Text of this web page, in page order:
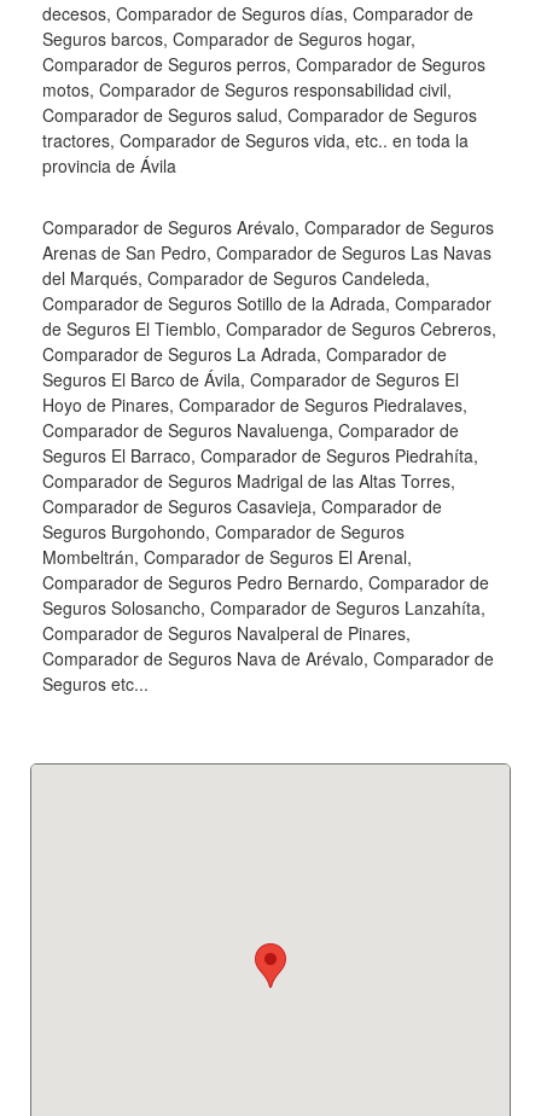
decesos, Comparador de Seguros días, Comparador de
Seguros barcos, Comparador de Seguros hogar,
Comparador de Seguros perros, Comparador de Seguros
motos, Comparador de Seguros responsabilidad civil,
Comparador de Seguros salud, Comparador de Seguros
tractores, Comparador de Seguros vida, etc.. en toda la
provincia de Ávila
Comparador de Seguros Arévalo, Comparador de Seguros
Arenas de San Pedro, Comparador de Seguros Las Navas
del Marqués, Comparador de Seguros Candeleda,
Comparador de Seguros Sotillo de la Adrada, Comparador
de Seguros El Tiemblo, Comparador de Seguros Cebreros,
Comparador de Seguros La Adrada, Comparador de
Seguros El Barco de Ávila, Comparador de Seguros El
Hoyo de Pinares, Comparador de Seguros Piedralaves,
Comparador de Seguros Navaluenga, Comparador de
Seguros El Barraco, Comparador de Seguros Piedrahíta,
Comparador de Seguros Madrigal de las Altas Torres,
Comparador de Seguros Casavieja, Comparador de
Seguros Burgohondo, Comparador de Seguros
Mombeltrán, Comparador de Seguros El Arenal,
Comparador de Seguros Pedro Bernardo, Comparador de
Seguros Solosancho, Comparador de Seguros Lanzahíta,
Comparador de Seguros Navalperal de Pinares,
Comparador de Seguros Nava de Arévalo, Comparador de
Seguros etc...